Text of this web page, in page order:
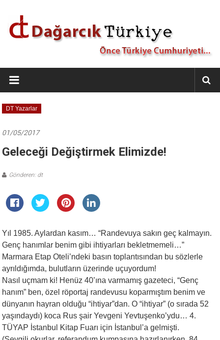
Dağarcık
Türkiye
Önce
Türkiye
DT Yazarlar
01/05/2017
Geleceği Değiştirmek Elimizde!
Gönderen: dt
Yıl 1985. Aylardan kasım… “Randevuya sakın geç kalmayın.
Genç hanımlar benim gibi ihtiyarları bekletmemeli…”
Marmara Etap Oteli’ndeki basın toplantısından bu sözlerle
ayrıldığımda, bulutların üzerinde uçuyordum!
Nasıl uçmam ki! Henüz 40’ına varmamış gazeteci, “Genç
hanım” ben, özel röportaj randevusu koparmıştım benim ve
dünyanın hayran olduğu “ihtiyar”dan. O “ihtiyar” (o sırada 52
yaşındaydı) koca Rus şair Yevgeni Yevtuşenko’ydu… 4.
TÜYAP İstanbul Kitap Fuarı için İstanbul’a gelmişti.